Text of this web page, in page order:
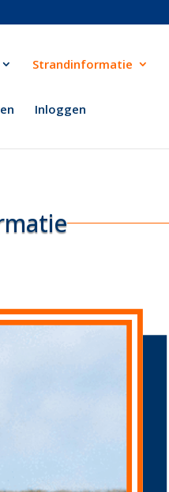
Strandinformatie
Inloggen